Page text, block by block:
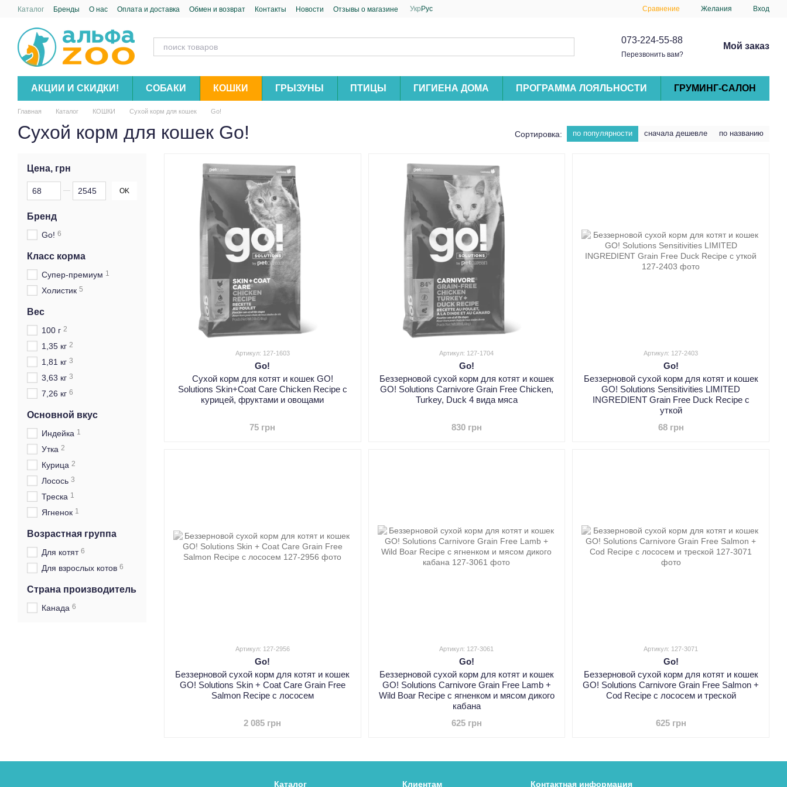
Перейти к основному контенту
Каталог Бренды О нас Оплата и доставка Обмен и возврат Контакты Новости Отзывы о магазине Укр Рус Сравнение Желания Вход
073-224-55-88
Перезвонить вам?
Мой заказ
АКЦИИ И СКИДКИ! СОБАКИ КОШКИ ГРЫЗУНЫ ПТИЦЫ ГИГИЕНА ДОМА ПРОГРАММА ЛОЯЛЬНОСТИ ГРУМИНГ-САЛОН
Главная Каталог КОШКИ Сухой корм для кошек Go!
Сухой корм для кошек Go! Сортировка: по популярности сначала дешевле по названию
Артикул: 127-1603
Go!
Сухой корм для котят и кошек GO!
Solutions Skin+Coat Care Chicken Recipe с
курицей, фруктами и овощами
75 грн
Артикул: 127-1704
Go!
Беззерновой сухой корм для котят и кошек
GO! Solutions Carnivore Grain Free Chicken,
Turkey, Duck 4 вида мяса
830 грн
Артикул: 127-2403
Go!
Беззерновой сухой корм для котят и кошек
GO! Solutions Sensitivities LIMITED
INGREDIENT Grain Free Duck Recipe с
уткой
68 грн
Артикул: 127-2956
Go!
Беззерновой сухой корм для котят и кошек
GO! Solutions Skin + Coat Care Grain Free
Salmon Recipe с лососем
2 085 грн
Артикул: 127-3061
Go!
Беззерновой сухой корм для котят и кошек
GO! Solutions Carnivore Grain Free Lamb +
Wild Boar Recipe с ягненком и мясом дикого
кабана
625 грн
Артикул: 127-3071
Go!
Беззерновой сухой корм для котят и кошек
GO! Solutions Carnivore Grain Free Salmon +
Cod Recipe с лососем и треской
625 грн
Цена, грн
От Цена, грн
До Цена, грн OK
Бренд
Go! 6
Класс корма
Супер-премиум 1
Холистик 5
Вес
100 г 2
1,35 кг 2
1,81 кг 3
3,63 кг 3
7,26 кг 6
Основной вкус
Индейка 1
Утка 2
Курица 2
Лосось 3
Треска 1
Ягненок 1
Возрастная группа
Для котят 6
Для взрослых котов 6
Страна производитель
Канада 6
Каталог Клиентам Контактная информация